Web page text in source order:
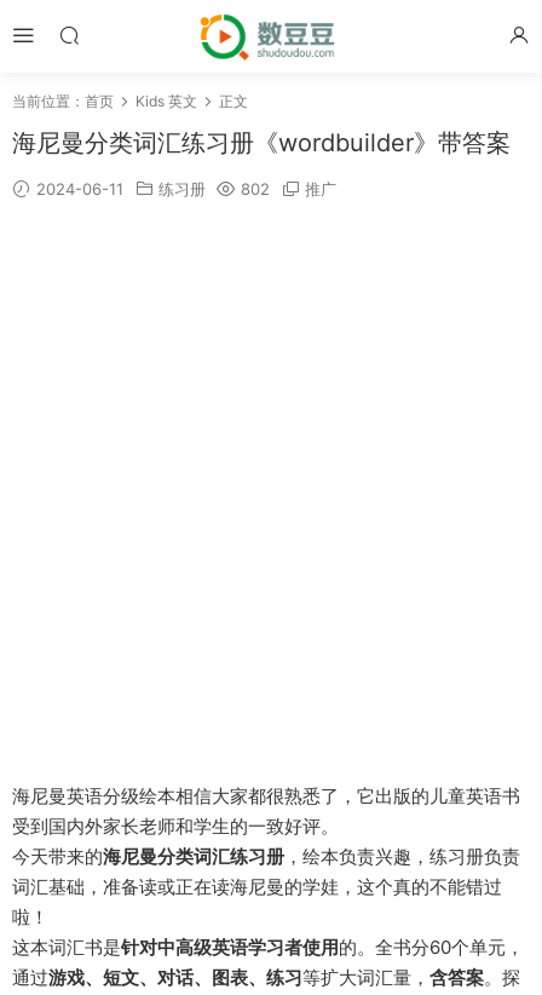
当前位置： 首页 Kids 英文 正文
海尼曼分类词汇练习册《wordbuilder》带答案
2024-06-11 练习册 802 推广
海尼曼英语分级绘本相信大家都很熟悉了，它出版的儿童英语书
受到国内外家长老师和学生的一致好评。
今天带来的海尼曼分类词汇练习册 ，绘本负责兴趣，练习册负责
词汇基础，准备读或正在读海尼曼的学娃，这个真的不能错过
啦！
这本词汇书是针对中高级英语学习者使用的。全书分60个单元，
通过游戏、短文、对话、图表、练习等扩大词汇量， 含答案。探